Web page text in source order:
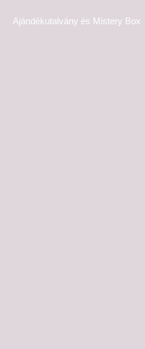
Ajándékutalvány és Mistery Box